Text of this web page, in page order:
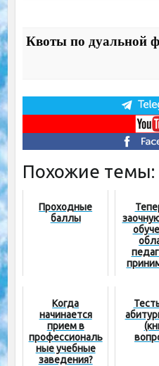
Квоты по дуальной
Похожие темы:
Проходные
баллы
Когда
начинается
прием в
профессиональ
ные учебные
заведения?